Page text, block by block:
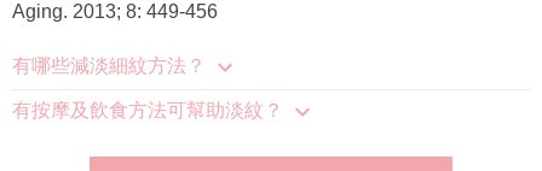
Aging. 2013; 8: 449-456
有哪些減淡細紋方法？
有按摩及飲食方法可幫助淡紋？